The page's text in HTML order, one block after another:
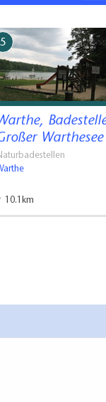
5
Warthesee
10.1km